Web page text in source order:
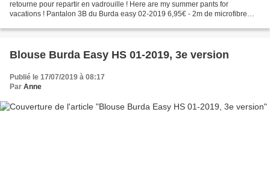
retourne pour repartir en vadrouille ! Here are my summer pants for
vacations ! Pantalon 3B du Burda easy 02-2019 6,95€ - 2m de microfibre
Blouse Burda Easy HS 01-2019, 3e version
Publié le 17/07/2019 à 08:17
Par Anne